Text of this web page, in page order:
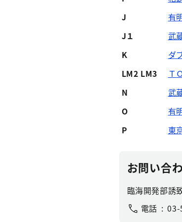
J
有
J１
武
K
ダ
LM2 LM3
Ｔ
N
武
O
有
P
東
お問い合
臨海開発部誘
電話
03-